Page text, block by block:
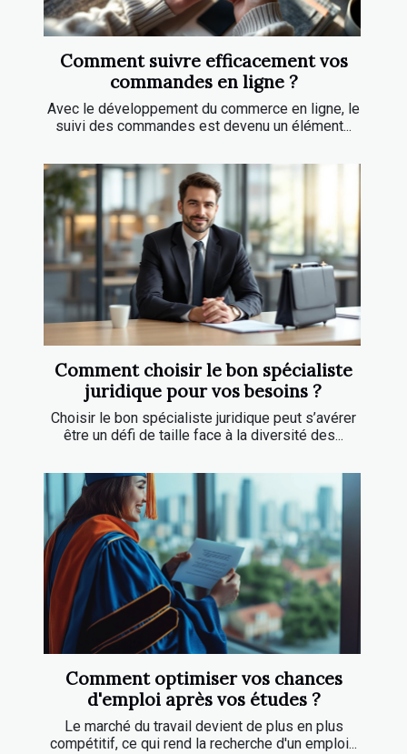
Comment suivre efficacement vos
commandes en ligne ?
Avec le développement du commerce en ligne, le
suivi des commandes est devenu un élément...
Comment choisir le bon spécialiste
juridique pour vos besoins ?
Choisir le bon spécialiste juridique peut s’avérer
être un défi de taille face à la diversité des...
Comment optimiser vos chances
d'emploi après vos études ?
Le marché du travail devient de plus en plus
compétitif, ce qui rend la recherche d'un emploi...